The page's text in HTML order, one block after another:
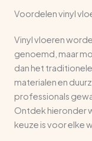
Voordelen vinyl
Vinyl vloeren
genoemd, maar
dan het
materialen en
professionals
Ontdek hieronder
keuze is voor elke